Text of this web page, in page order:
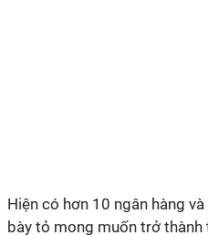
Hiện có hơn 10 ngân hàng
bày tỏ mong muốn trở thành